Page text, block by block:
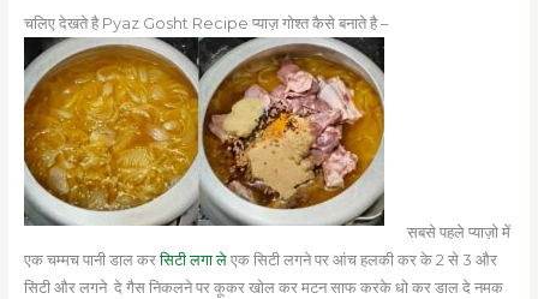
चलिए देखते है Pyaz Gosht Recipe प्याज़ गोश्त कैसे बनाते है –
सबसे पहले प्याज़ो में
एक चम्मच पानी डाल करसिटी लगा लेएक सिटी लगने पर आंच हलकी कर के 2 से 3 और
सिटी और लगने दे गैस निकलने पर कूकर खोल कर मटन साफ करके धो कर डाल दे नमक